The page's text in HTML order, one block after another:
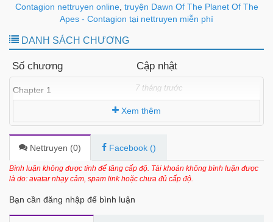
Contagion nettruyen online, truyện Dawn Of The Planet Of The
Apes - Contagion tại nettruyen miễn phí
DANH SÁCH CHƯƠNG
Số chương Cập nhật
Chapter 1 7 tháng trước
Xem thêm
Nettruyen (0) Facebook ()
Bình luận không được tính để tăng cấp độ. Tài khoản không bình luận được
là do: avatar nhạy cảm, spam link hoặc chưa đủ cấp độ.
Bạn cần đăng nhập để bình luận